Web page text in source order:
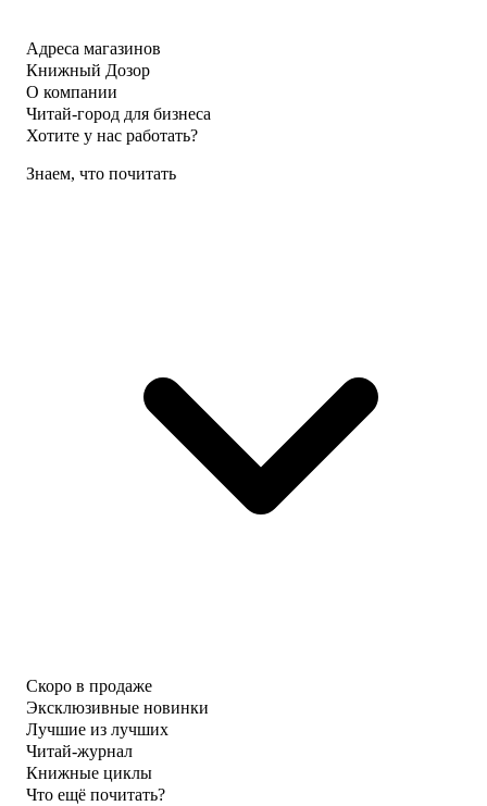
Адреса магазинов
Книжный Дозор
О компании
Читай-город для бизнеса
Хотите у нас работать?
Знаем, что почитать
Скоро в продаже
Эксклюзивные новинки
Лучшие из лучших
Читай-журнал
Книжные циклы
Что ещё почитать?